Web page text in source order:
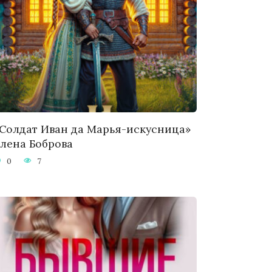
Иван да Марья-искусница»
Боброва
0 7